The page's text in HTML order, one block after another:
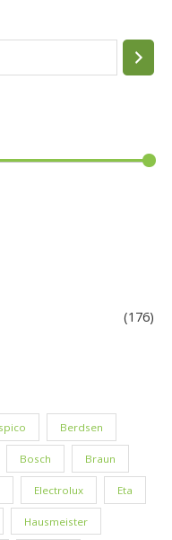
(176)
Berdsen
Bosch Braun
Electrolux Eta
Hausmeister